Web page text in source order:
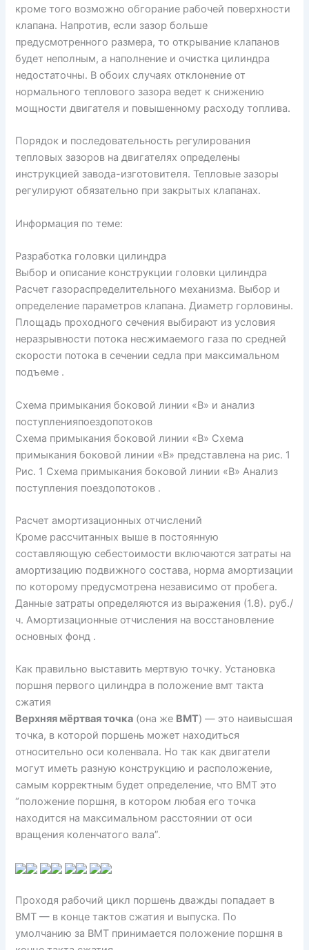
кроме того возможно обгорание рабочей поверхности
клапана. Напротив, если зазор больше
предусмотренного размера, то открывание клапанов
будет неполным, а наполнение и очистка цилиндра
недостаточны. В обоих случаях отклонение от
нормального теплового зазора ведет к снижению
мощности двигателя и повышенному расходу топлива.
Порядок и последовательность регулирования
тепловых зазоров на двигателях определены
инструкцией завода-изготовителя. Тепловые зазоры
регулируют обязательно при закрытых клапанах.
Информация по теме:
Разработка головки цилиндра
Выбор и описание конструкции головки цилиндра
Расчет газораспределительного механизма. Выбор и
определение параметров клапана. Диаметр горловины.
Площадь проходного сечения выбирают из условия
неразрывности потока несжимаемого газа по средней
скорости потока в сечении седла при максимальном
подъеме .
Схема примыкания боковой линии «В» и анализ
поступленияпоездопотоков
Схема примыкания боковой линии «В» Схема
примыкания боковой линии «В» представлена на рис. 1
Рис. 1 Схема примыкания боковой линии «В» Анализ
поступления поездопотоков .
Расчет амортизационных отчислений
Кроме рассчитанных выше в постоянную
составляющую себестоимости включаются затраты на
амортизацию подвижного состава, норма амортизации
по которому предусмотрена независимо от пробега.
Данные затраты определяются из выражения (1.8). руб./
ч. Амортизационные отчисления на восстановление
основных фонд .
Как правильно выставить мертвую точку. Установка
поршня первого цилиндра в положение вмт такта
сжатия
Верхняя мёртвая точка (она же ВМТ) — это наивысшая
точка, в которой поршень может находиться
относительно оси коленвала. Но так как двигатели
могут иметь разную конструкцию и расположение,
самым корректным будет определение, что ВМТ это
“положение поршня, в котором любая его точка
находится на максимальном расстоянии от оси
вращения коленчатого вала”.
Проходя рабочий цикл поршень дважды попадает в
ВМТ — в конце тактов сжатия и выпуска. По
умолчанию за ВМТ принимается положение поршня в